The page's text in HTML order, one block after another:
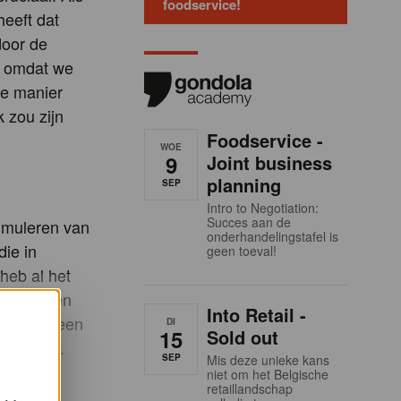
dat
de
we
manier
zou zijn
van
in
al het
te geven
een
vaak.
foodservice!
WOE
9
SEP
Foodservice -
Joint business
planning
Intro to Negotiation:
Succes aan de
onderhandelingstafel is
geen toeval!
DI
15
SEP
Into Retail -
Sold out
Mis deze unieke kans
niet om het Belgische
retaillandschap